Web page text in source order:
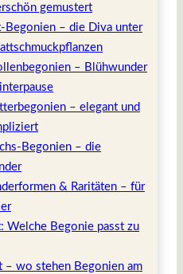
gemustert
Begonien – die Diva unter
– Blühwunder
– elegant und
Begonien – die
& Raritäten – für
Welche Begonie passt zu
– wo stehen Begonien am